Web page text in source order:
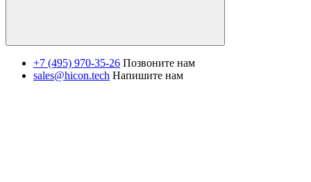
+7 (495) 970-35-26 Позвоните нам
sales@hicon.tech Напишите нам